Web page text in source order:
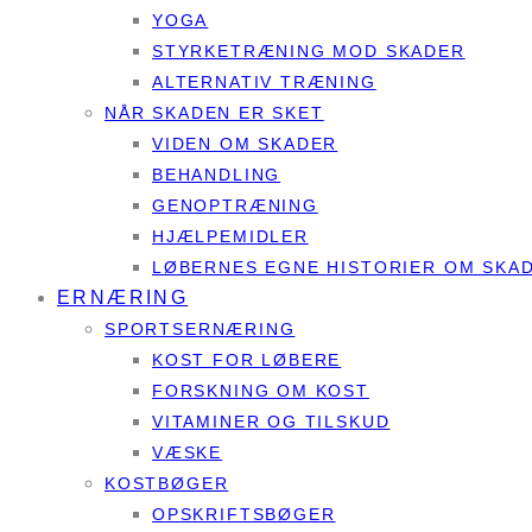
YOGA
STYRKETRÆNING MOD SKADER
ALTERNATIV TRÆNING
NÅR SKADEN ER SKET
VIDEN OM SKADER
BEHANDLING
GENOPTRÆNING
HJÆLPEMIDLER
LØBERNES EGNE HISTORIER OM
ERNÆRING
SPORTSERNÆRING
KOST FOR LØBERE
FORSKNING OM KOST
VITAMINER OG TILSKUD
VÆSKE
KOSTBØGER
OPSKRIFTSBØGER